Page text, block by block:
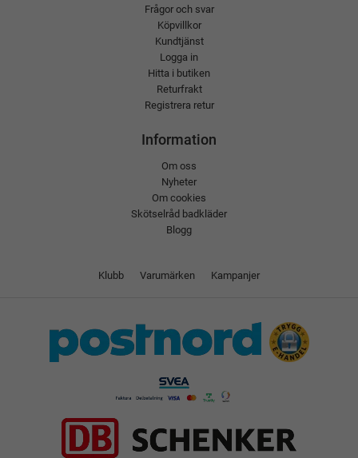
Frågor och svar
Köpvillkor
Kundtjänst
Logga in
Hitta i butiken
Returfrakt
Registrera retur
Information
Om oss
Nyheter
Om cookies
Skötselråd badkläder
Blogg
Klubb Varumärken Kampanjer